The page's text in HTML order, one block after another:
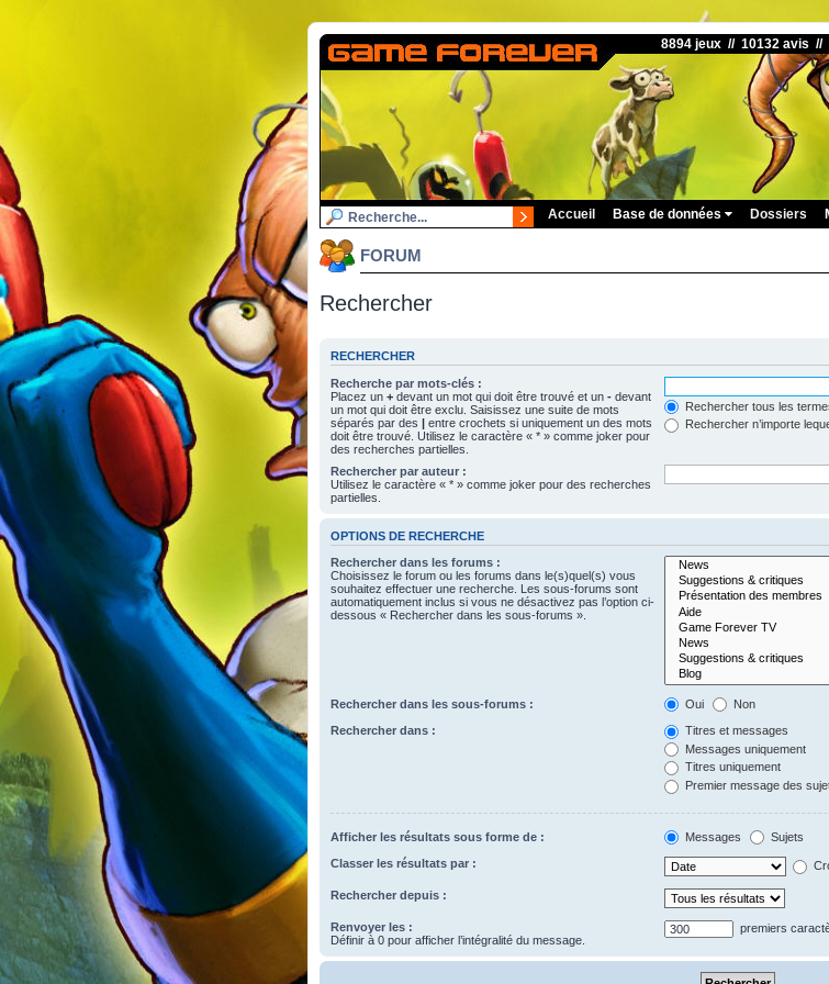
8894 jeux // 10132 avis //
Accueil Base de données Dossiers
FORUM
Rechercher
RECHERCHER
Recherche par mots-clés :
Placez un + devant un mot qui doit être trouvé et un - devant
un mot qui doit être exclu. Saisissez une suite de mots
séparés par des | entre crochets si uniquement un des mots
doit être trouvé. Utilisez le caractère « * » comme joker pour
des recherches partielles.
Rechercher tous les
Rechercher n’importe
Rechercher par auteur :
Utilisez le caractère « * » comme joker pour des recherches
partielles.
OPTIONS DE RECHERCHE
Rechercher dans les forums :
Choisissez le forum ou les forums dans le(s)quel(s) vous
souhaitez effectuer une recherche. Les sous-forums sont
automatiquement inclus si vous ne désactivez pas l’option ci-
dessous « Rechercher dans les sous-forums ».
Rechercher dans les sous-forums : Oui Non
Rechercher dans :
Titres et messages
Messages uniquement
Titres uniquement
Premier message des
Afficher les résultats sous forme de : Messages Sujets
Classer les résultats par :
Rechercher depuis :
Renvoyer les :
Définir à 0 pour afficher l’intégralité du message.
premiers